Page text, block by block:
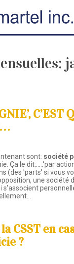
C’EST
sont: société
Ça le dit:.....'par
(des 'parts' si vous
une société
s'associent
CSST en
?